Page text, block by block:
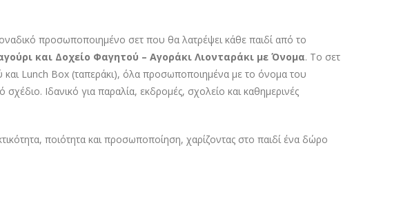
προσωποποιημένο σετ που θα λατρέψει κάθε παιδί από το
και Δοχείο Φαγητού – Αγοράκι Λιονταράκι με Όνομα. Το σετ
Lunch Box (ταπεράκι), όλα προσωποποιημένα με το όνομα του
Ιδανικό για παραλία, εκδρομές, σχολείο και καθημερινές
ποιότητα και προσωποποίηση, χαρίζοντας στο παιδί ένα δώρο